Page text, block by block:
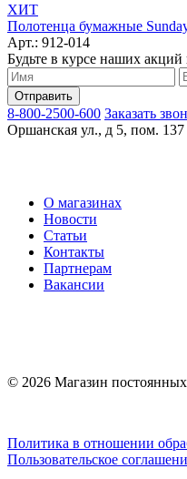
ХИТ
Полотенца бумажные
Арт.: 912-014
Будьте в курсе наших акций
8-800-2500-600 Заказать
Оршанская ул., д 5, пом. 137
О магазинах
Новости
Статьи
Контакты
Партнерам
Вакансии
© 2026 Магазин
Политика в отношении
Пользовательское